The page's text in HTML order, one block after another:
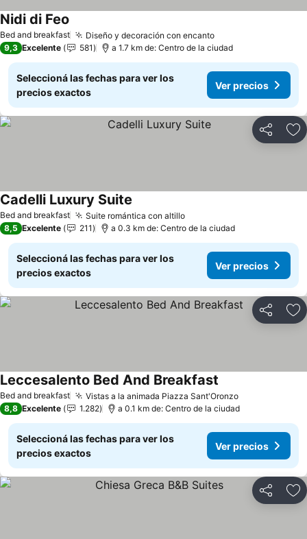
Bed and breakfast Diseño y decoración con encantoVer precios
Nidi di Feo
9,3 Excelente 581 a 1.7 km de: Centro de la ciudad
Seleccioná las fechas para ver los
precios exactos
Ver precios
Compartir
Bed and breakfast Suite romántica con altilloVer precios
Cadelli Luxury Suite
8,5 Excelente 211 a 0.3 km de: Centro de la ciudad
Seleccioná las fechas para ver los
precios exactos
Ver precios
Compartir
Bed and breakfast Vistas a la animada Piazza Sant'OronzoVer precios
Leccesalento Bed And Breakfast
8,8 Excelente 1.282 a 0.1 km de: Centro de la ciudad
Seleccioná las fechas para ver los
precios exactos
Ver precios
Compartir